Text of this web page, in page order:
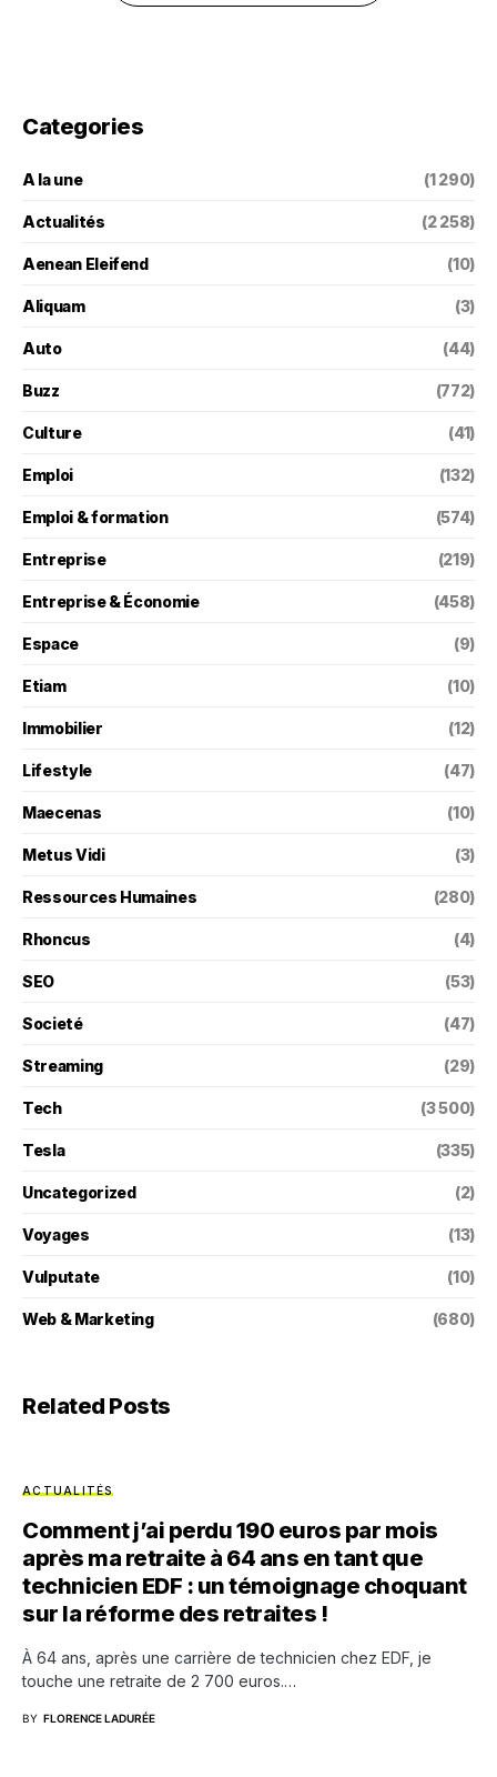
Categories
A la une (1 290)
Actualités (2 258)
Aenean Eleifend (10)
Aliquam (3)
Auto (44)
Buzz (772)
Culture (41)
Emploi (132)
Emploi & formation (574)
Entreprise (219)
Entreprise & Économie (458)
Espace (9)
Etiam (10)
Immobilier (12)
Lifestyle (47)
Maecenas (10)
Metus Vidi (3)
Ressources Humaines (280)
Rhoncus (4)
SEO (53)
Societé (47)
Streaming (29)
Tech (3 500)
Tesla (335)
Uncategorized (2)
Voyages (13)
Vulputate (10)
Web & Marketing (680)
Related Posts
ACTUALITÉS
Comment j’ai perdu 190 euros par mois
après ma retraite à 64 ans en tant que
technicien EDF : un témoignage choquant
sur la réforme des retraites !
À 64 ans, après une carrière de technicien chez EDF, je
touche une retraite de 2 700 euros.…
BY FLORENCE LADURÉE